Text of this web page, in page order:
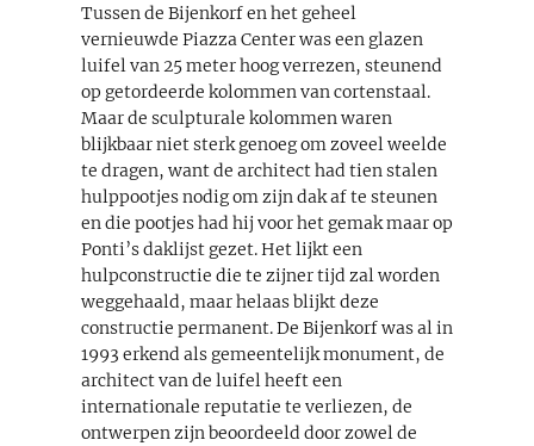
Tussen de Bijenkorf en het geheel
vernieuwde Piazza Center was een glazen
luifel van 25 meter hoog verrezen, steunend
op getordeerde kolommen van cortenstaal.
Maar de sculpturale kolommen waren
blijkbaar niet sterk genoeg om zoveel weelde
te dragen, want de architect had tien stalen
hulppootjes nodig om zijn dak af te steunen
en die pootjes had hij voor het gemak maar op
Ponti’s daklijst gezet. Het lijkt een
hulpconstructie die te zijner tijd zal worden
weggehaald, maar helaas blijkt deze
constructie permanent. De Bijenkorf was al in
1993 erkend als gemeentelijk monument, de
architect van de luifel heeft een
internationale reputatie te verliezen, de
ontwerpen zijn beoordeeld door zowel de